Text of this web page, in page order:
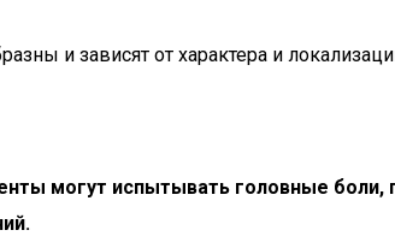
и зависят от характера и
могут испытывать головные